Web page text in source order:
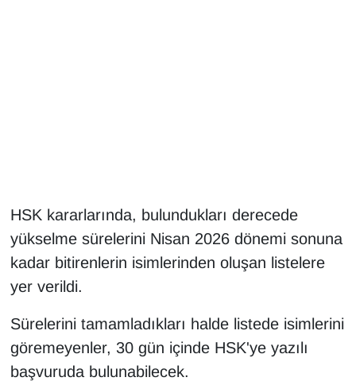
HSK kararlarında, bulundukları derecede
yükselme sürelerini Nisan 2026 dönemi sonuna
kadar bitirenlerin isimlerinden oluşan listelere
yer verildi.
Sürelerini tamamladıkları halde listede isimlerini
göremeyenler, 30 gün içinde HSK'ye yazılı
başvuruda bulunabilecek.
Kadın
Kamu Alımları
Kim Kimdir?
Kültür & Sanat